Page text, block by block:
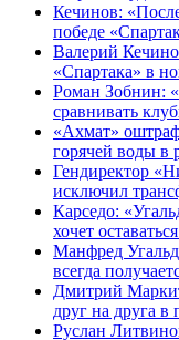
Кечинов:
победе
Валерий
«Спартака» в
Роман Зобнин:
сравнивать
«Ахмат»
горячей воды в
Гендиректор
исключил
Карседо:
хочет
Манфред
всегда
Дмитрий
друг на друга в
Руслан